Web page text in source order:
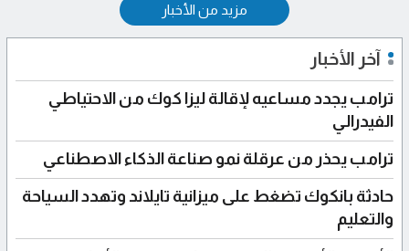
مزيد من الأخبار
آخر الأخبار
ترامب يجدد مساعيه لإقالة ليزا كوك من الاحتياطي
الفيدرالي
ترامب يحذر من عرقلة نمو صناعة الذكاء الاصطناعي
حادثة بانكوك تضغط على ميزانية تايلاند وتهدد السياحة
والتعليم